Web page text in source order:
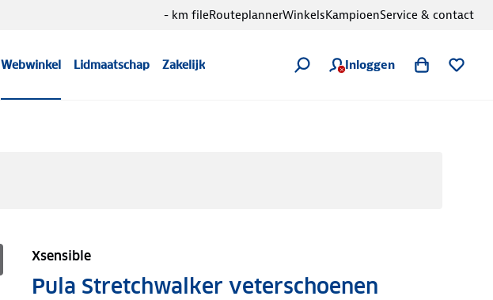
Webwinkel Lidmaatschap Zakelijk Inloggen
- km fileRouteplannerWinkelsKampioenService & contact
Xsensible
Pula Stretchwalker veterschoenen